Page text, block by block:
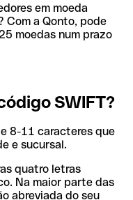
em moeda
Com a Qonto, pode
moedas num prazo
SWIFT?
8-11 caracteres que
e sucursal.
quatro letras
Na maior parte das
abreviada do seu